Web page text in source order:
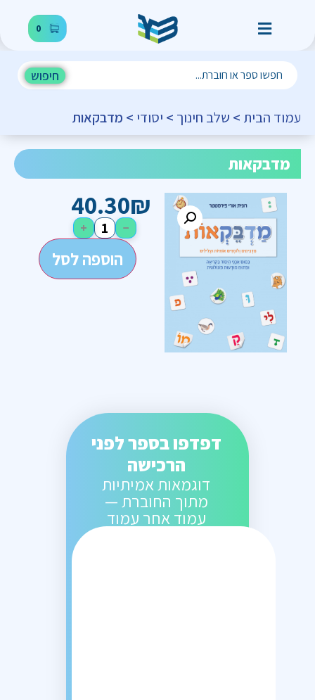
0
חיפוש
עמוד הבית > שלב חינוך > יסודי > מדבקאות
מדבקאות
40.30₪
−
+
הוספה לסל
דפדפו בספר לפני
הרכישה
דוגמאות אמיתיות
מתוך החוברת —
עמוד אחר עמוד